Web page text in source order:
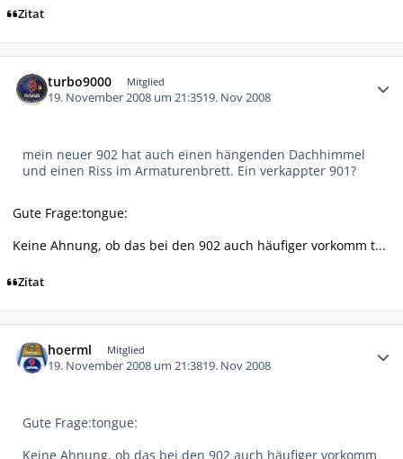
Zitat
turbo9000 Mitglied
19. November 2008 um 21:3519. Nov 2008
mein neuer 902 hat auch einen hängenden Dachhimmel
und einen Riss im Armaturenbrett. Ein verkappter 901?
Gute Frage:tongue:
Keine Ahnung, ob das bei den 902 auch häufiger vorkomm t...
Zitat
hoerml Mitglied
19. November 2008 um 21:3819. Nov 2008
Gute Frage:tongue:
Keine Ahnung, ob das bei den 902 auch häufiger vorkomm